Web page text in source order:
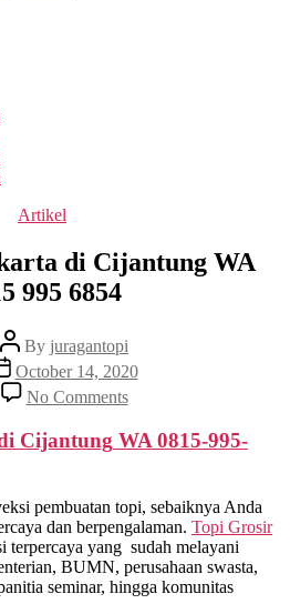
Categories
Artikel
di Cijantung WA
995 6854
Post
author
By juragantopi
date
October 14, 2020
No Commentson
Topi
Grosir
Jakarta
WA
0815
995
6854
Cijantung WA 0815-995-
pembuatan topi, sebaiknya Anda
dan berpengalaman. Topi Grosir
terpercaya yang sudah melayani
BUMN, perusahaan swasta,
seminar, hingga komunitas